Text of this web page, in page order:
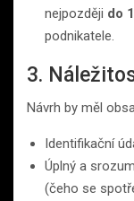
nejpozději do
podnikatele.
3.
Návrh by měl
Identifikační
Úplný a
(čeho se